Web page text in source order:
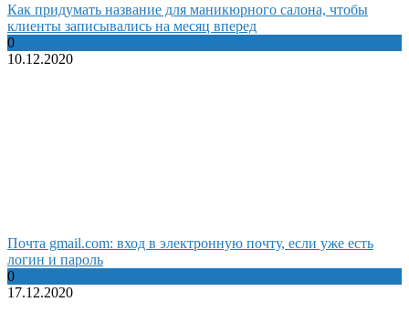
Как придумать название для маникюрного салона, чтобы
клиенты записывались на месяц вперед
0
10.12.2020
Почта gmail.com: вход в электронную почту, если уже есть
логин и пароль
0
17.12.2020